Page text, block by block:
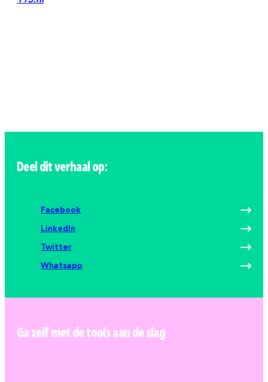
Deel dit verhaal op:
Facebook
LinkedIn
Twitter
Whatsapp
Ga zelf met de tools aan de slag